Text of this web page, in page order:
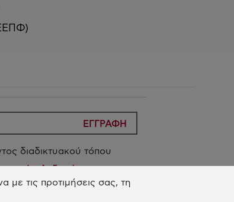
ΕΓΓΡΑΦΗ
διαδικτυακού τόπου
Δεδομένωντου
Σ. Λάτση
τις προτιμήσεις σας, τη